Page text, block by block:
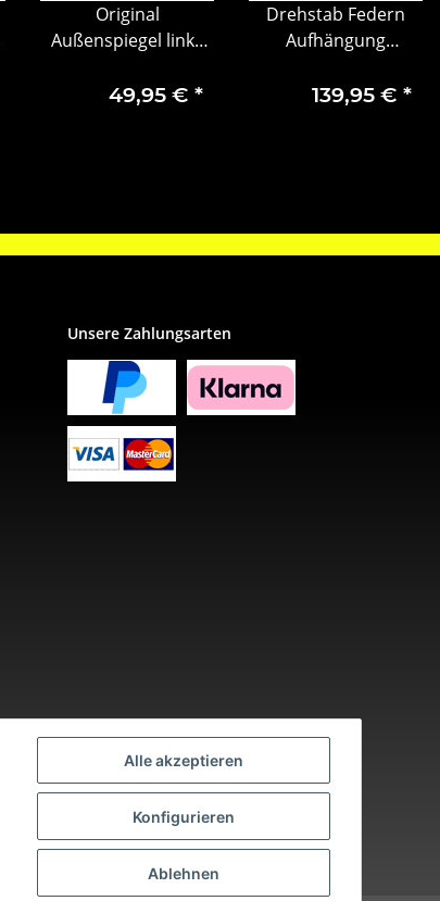
Alle akzeptieren
Konfigurieren
Ablehnen
Original
Außenspiegel links
13142396
49,95 € *
Drehstab Federn
Aufhängung
Mercedes Benz
139,95 € *
Unsere Zahlungsarten